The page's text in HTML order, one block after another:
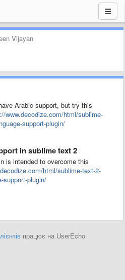
Vijayan
Arabic support, but try this
www.decodize.com/html/sublime-
support-plugin/
in sublime text 2
is intended to overcome this
html/sublime-text-2-
support-plugin/
працює на UserEcho